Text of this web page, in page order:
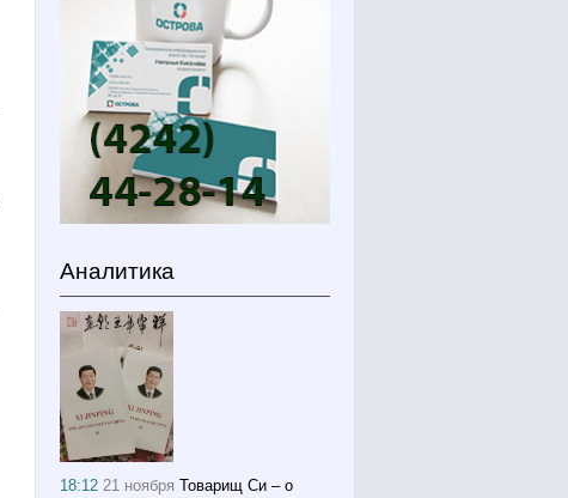
Аналитика
18:1221 ноября Товарищ Си – о